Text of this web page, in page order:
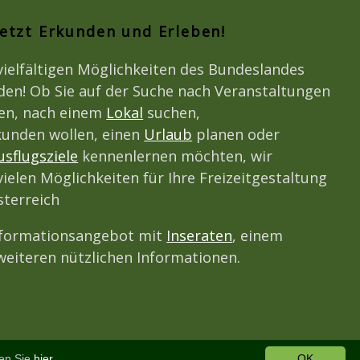
Erkunden und Erleben!
Möglichkeiten des Bundeslandes
Ob Sie auf der Suche nach Veranstaltungen
nach einem Lokal suchen,
wollen, einen Urlaub planen oder
kennenlernen möchten, wir
Möglichkeiten für Ihre Freizeitgestaltung
mit Inseraten, einem
nützlichen Informationen.